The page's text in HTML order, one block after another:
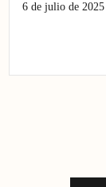
6 de julio de 2025